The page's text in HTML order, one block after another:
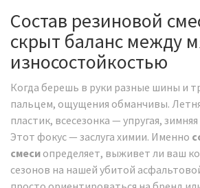
Состав резиновой
скрыт баланс между
износостойкостью
Когда берешь в руки разные шины и
пальцем, ощущения обманчивы.
пластик, всесезонка — упругая,
Этот фокус — заслуга химии. Именно
смеси определяет, выживет ли ваш
сезонов на нашей убитой